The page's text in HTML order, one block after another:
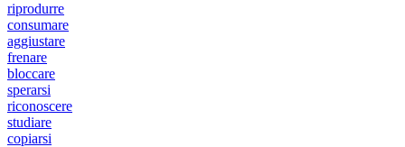
riprodurre
consumare
aggiustare
frenare
bloccare
sperarsi
riconoscere
studiare
copiarsi